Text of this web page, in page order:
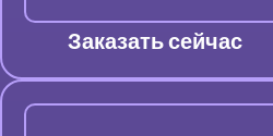
Заказать сейчас